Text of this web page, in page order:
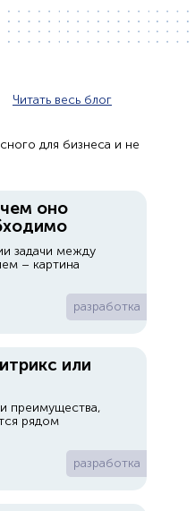
Читать весь блог
для бизнеса и не
оно
задачи между
– картина
разработка
или
преимущества,
рядом
разработка